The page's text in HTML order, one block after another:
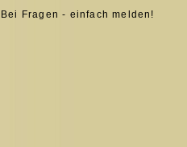
Bei Fragen - einfach melden!